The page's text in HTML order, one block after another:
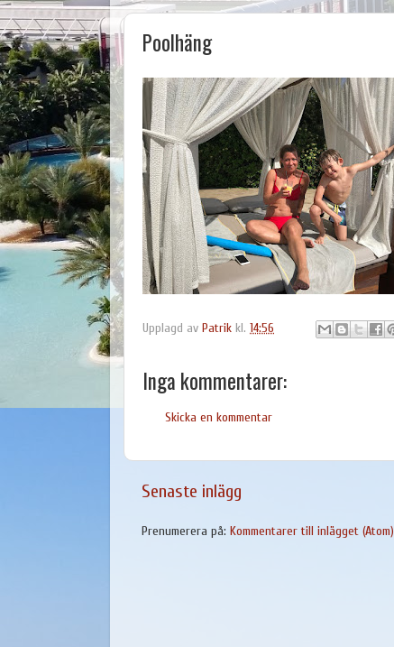
Poolhäng
Upplagd av Patrik kl. 14:56
Inga kommentarer:
Skicka en kommentar
Senaste inlägg
Prenumerera på: Kommentarer till inlägget (Atom)